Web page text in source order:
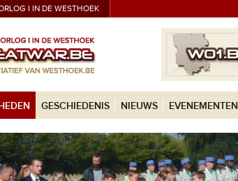
I IN DE WESTHOEK
GESCHIEDENIS NIEUWS EVENEMENTEN